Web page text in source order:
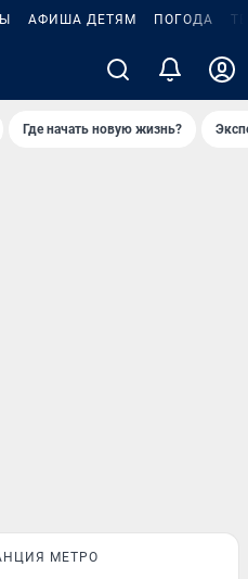
АФИША ДЕТЯМ ПОГОДА
Где начать новую жизнь?
МЕТРО